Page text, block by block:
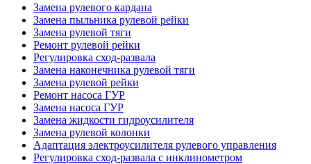
Замена рулевого кардана
Замена пыльника рулевой рейки
Замена рулевой тяги
Ремонт рулевой рейки
Регулировка сход-развала
Замена наконечника рулевой тяги
Замена рулевой рейки
Ремонт насоса ГУР
Замена насоса ГУР
Замена жидкости гидроусилителя
Замена рулевой колонки
Адаптация электроусилителя рулевого управления
Регулировка сход-развала с инклинометром